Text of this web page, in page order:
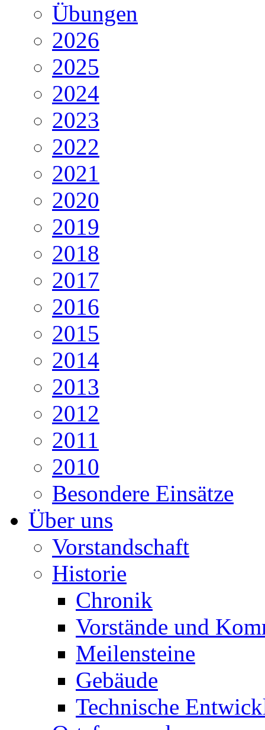
Übungen
2026
2025
2024
2023
2022
2021
2020
2019
2018
2017
2016
2015
2014
2013
2012
2011
2010
Besondere Einsätze
Über uns
Vorstandschaft
Historie
Chronik
Vorstände und
Meilensteine
Gebäude
Technische